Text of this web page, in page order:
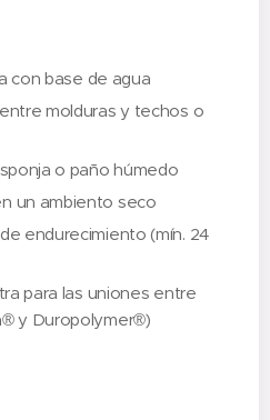
con base de agua
molduras y techos o
o paño húmedo
un ambiento seco
endurecimiento (mín. 24
para las uniones entre
y Duropolymer®)